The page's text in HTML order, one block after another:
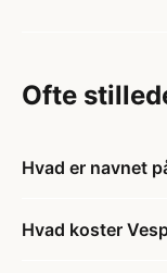
Ofte
Hvad er navnet
Hvad koster